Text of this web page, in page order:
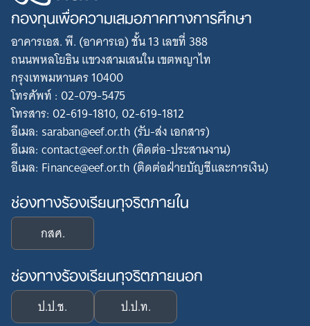
กองทุนเพื่อความเสมอภาคทางการศึกษา
อาคารเอส. พี. (อาคารเอ) ชั้น 13 เลขที่ 388
ถนนพหลโยธิน แขวงสามเสนใน เขตพญาไท
กรุงเทพมหานคร 10400
โทรศัพท์ : 02-079-5475
โทรสาร: 02-619-1810, 02-619-1812
อีเมล: saraban@eef.or.th (รับ-ส่ง เอกสาร)
อีเมล: contact@eef.or.th (ติดต่อ-ประสานงาน)
อีเมล: Finance@eef.or.th (ติดต่อฝ่ายบัญชีและการเงิน)
ช่องทางร้องเรียนทุจริตภายใน
กสศ.
ช่องทางร้องเรียนทุจริตภายนอก
ป.ป.ช. ป.ป.ท.